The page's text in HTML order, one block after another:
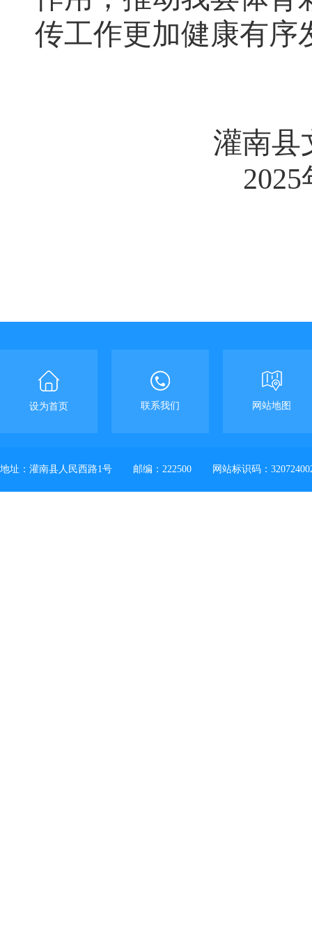
传工作更加健康有序
灌南县
设为首页 联系我们 网站地图
地址：灌南县人民西路1号 邮编：222500 网站标识码：